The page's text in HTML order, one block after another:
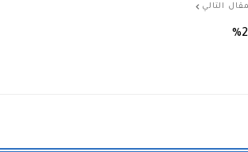
التالي